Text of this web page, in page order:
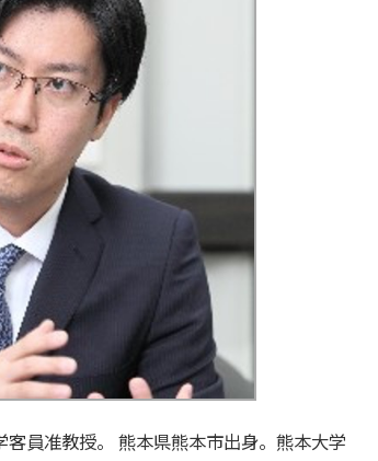
員准教授。 熊本県熊本市出身。熊本大学